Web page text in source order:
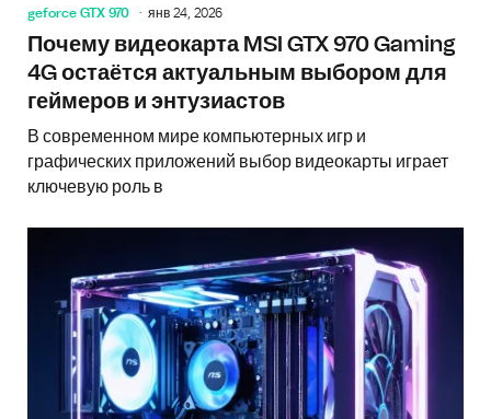
geforce GTX 970 янв 24, 2026
Почему видеокарта MSI GTX 970 Gaming
4G остаётся актуальным выбором для
геймеров и энтузиастов
В современном мире компьютерных игр и
графических приложений выбор видеокарты играет
ключевую роль в